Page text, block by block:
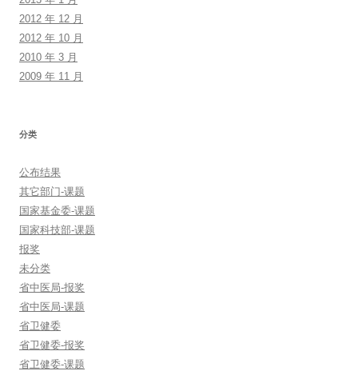
2012 年 12 月
2012 年 10 月
2010 年 3 月
2009 年 11 月
分类
公布结果
其它部门-课题
国家基金委-课题
国家科技部-课题
报奖
未分类
省中医局-报奖
省中医局-课题
省卫健委
省卫健委-报奖
省卫健委-课题